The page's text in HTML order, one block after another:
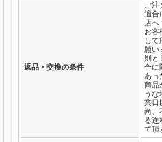
返品・交換の条件
ご注
適合
店へ
お客
して
願い
則と
合に
あっ
商品
うな
業日
尚、
る送
て頂